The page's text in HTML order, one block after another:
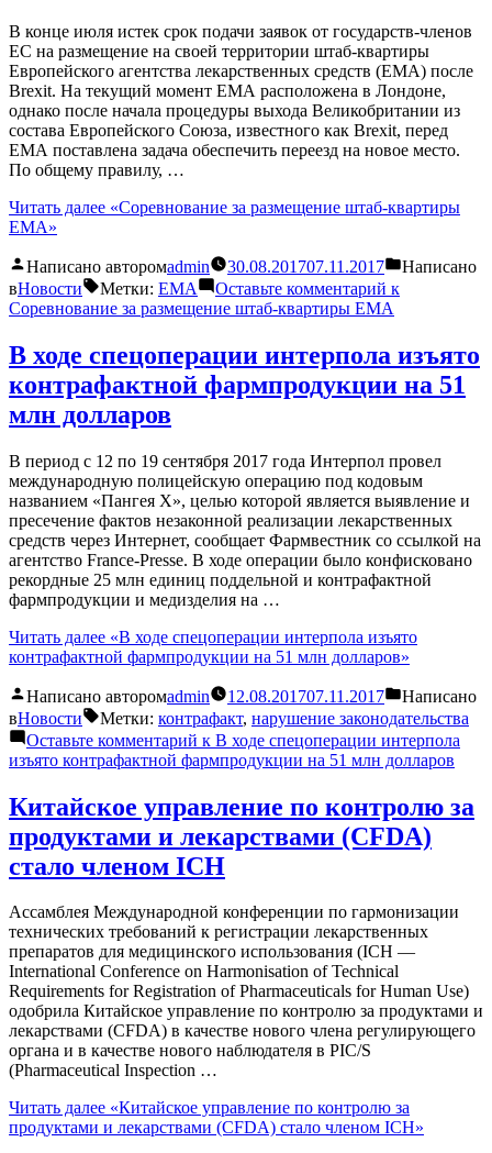
В конце июля истек срок подачи заявок от государств-членов
ЕС на размещение на своей территории штаб-квартиры
Европейского агентства лекарственных средств (EMA) после
Brexit. На текущий момент ЕМА расположена в Лондоне,
однако после начала процедуры выхода Великобритании из
состава Европейского Союза, известного как Brexit, перед
ЕМА поставлена задача обеспечить переезд на новое место.
По общему правилу, …
Читать далее «Соревнование за размещение штаб-квартиры
EMA»
Написано авторомadmin 30.08.201707.11.2017
Написано
вНовости Метки: EMA Оставьте комментарий к
Соревнование за размещение штаб-квартиры EMA
В ходе спецоперации интерпола изъято
контрафактной фармпродукции на 51
млн долларов
В период с 12 по 19 сентября 2017 года Интерпол провел
международную полицейскую операцию под кодовым
названием «Пангея X», целью которой является выявление и
пресечение фактов незаконной реализации лекарственных
средств через Интернет, сообщает Фармвестник со ссылкой на
агентство France-Presse. В ходе операции было конфисковано
рекордные 25 млн единиц поддельной и контрафактной
фармпродукции и медизделия на …
Читать далее «В ходе спецоперации интерпола изъято
контрафактной фармпродукции на 51 млн долларов»
Написано авторомadmin 12.08.201707.11.2017
Написано
вНовости Метки: контрафакт, нарушение законодательства
Оставьте комментарий к В ходе спецоперации интерпола
изъято контрафактной фармпродукции на 51 млн долларов
Китайское управление по контролю за
продуктами и лекарствами (CFDA)
стало членом ICH
Ассамблея Международной конференции по гармонизации
технических требований к регистрации лекарственных
препаратов для медицинского использования (ICH —
International Conference on Harmonisation of Technical
Requirements for Registration of Pharmaceuticals for Human Use)
одобрила Китайское управление по контролю за продуктами и
лекарствами (CFDA) в качестве нового члена регулирующего
органа и в качестве нового наблюдателя в PIC/S
(Pharmaceutical Inspection …
Читать далее «Китайское управление по контролю за
продуктами и лекарствами (CFDA) стало членом ICH»